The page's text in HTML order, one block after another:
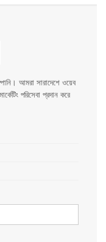
আমরা সারাদেশে ওয়েব
পরিসেবা প্রদান করে